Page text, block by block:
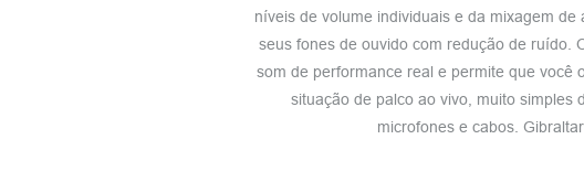
níveis de volume individuais e da mixagem de
seus fones de ouvido com redução de ruído.
som de performance real e permite que você
situação de palco ao vivo, muito simples
microfones e cabos.